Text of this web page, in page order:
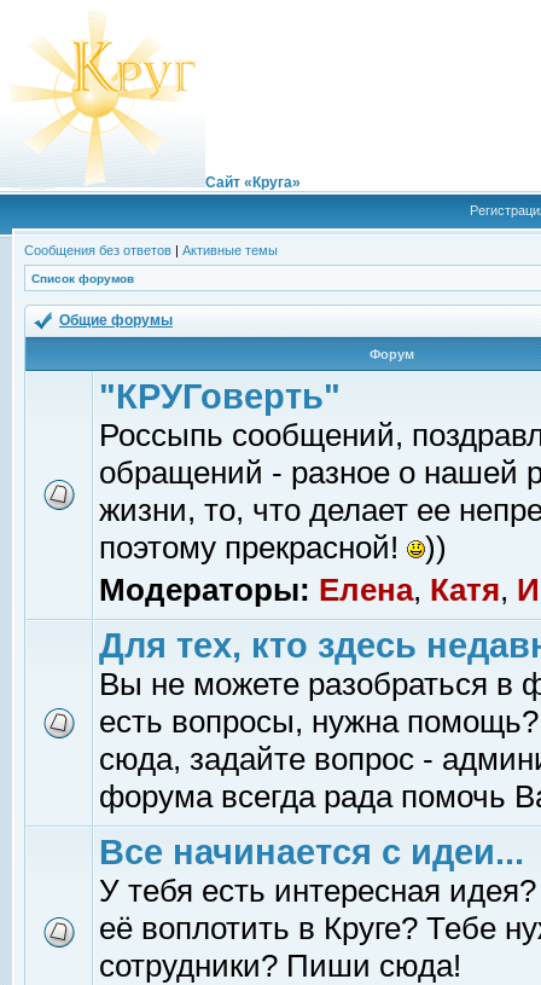
Сайт «Круга»
Сообщения без ответов | Активные темы
Список форумов
Общие форумы
Форум
"КРУГоверть"
Россыпь сообщений,
обращений - разное о нашей
жизни, то, что делает ее
поэтому прекрасной!
))
Модераторы: Елена, Катя,
Для тех, кто здесь
Вы не можете разобраться в
есть вопросы, нужна помощь?
сюда, задайте вопрос -
форума всегда рада помочь
Все начинается с идеи...
У тебя есть интересная
её воплотить в Круге? Тебе
сотрудники? Пиши сюда!